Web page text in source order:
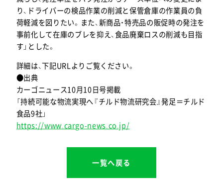
り、ドライバーの検品作業の削減と保管倉庫の作業員の負
荷軽減を図りたい。また、新商品・特売品の販促時の発注を
事前化して在庫のブレを抑え、食品廃棄ロスの削減も目指
す」とした。
詳細は、下記URLよりご覧ください。
●出典
カーゴニュース10月10日号掲載
「持続可能な物流実現へ『チルド物流研究会』発足＝チルド
食品9社」
https://www.cargo-news.co.jp/
一覧へ戻る